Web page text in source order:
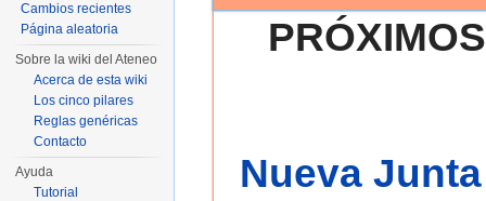
Nueva
Cambios recientes
Página aleatoria
Sobre la wiki del Ateneo
Acerca de esta wiki
Los cinco pilares
Reglas genéricas
Contacto
Ayuda
Tutorial